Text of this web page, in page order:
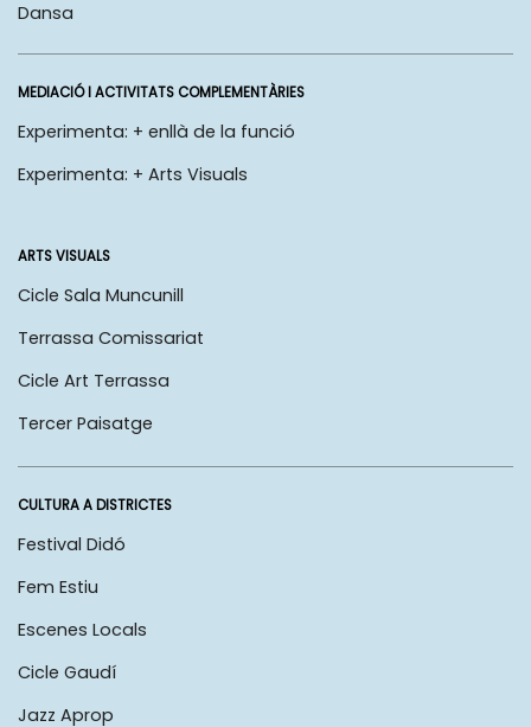
Dansa
MEDIACIÓ I ACTIVITATS COMPLEMENTÀRIES
Experimenta: + enllà de la funció
Experimenta: + Arts Visuals
ARTS VISUALS
Cicle Sala Muncunill
Terrassa Comissariat
Cicle Art Terrassa
Tercer Paisatge
CULTURA A DISTRICTES
Festival Didó
Fem Estiu
Escenes Locals
Cicle Gaudí
Jazz Aprop